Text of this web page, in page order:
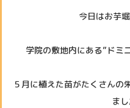
今日はお芋
学院の敷地内にある”ドミ
５月に植えた苗がたくさんの
ま